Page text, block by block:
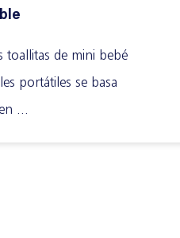
toallitas de mini bebé
portátiles se basa
...